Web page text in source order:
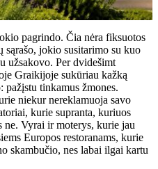
pagrindo. Čia nėra fiksuotos
sąrašo, jokio susitarimo su kuo
užsakovo. Per dvidešimt
Graikijoje sukūriau kažką
pažįstu tinkamus žmones.
niekur nereklamuoja savo
kurie supranta, kuriuos
ne. Vyrai ir moterys, kurie jau
Europos restoranams, kurie
skambučio, nes labai ilgai kartu